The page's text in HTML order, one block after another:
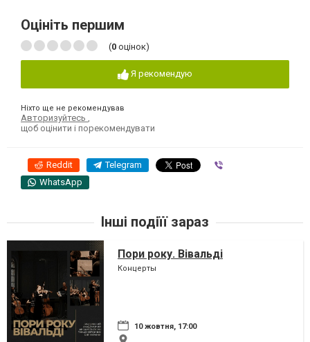
Оцініть першим
(0 оцінок)
Я рекомендую
Ніхто ще не рекомендував
Авторизуйтесь
щоб оцінити і порекомендувати
Reddit Telegram
WhatsApp
Інші подіїї зараз
Пори року. Вівальді
Концерты
10 жовтня, 17:00